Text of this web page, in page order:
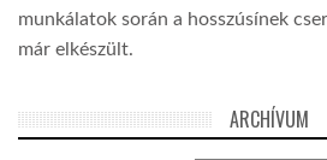
munkálatok során a hosszúsínek
már elkészült.
ARCHÍVUM